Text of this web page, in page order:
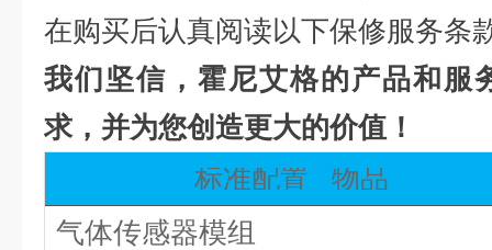
在购买后认真阅读以下保修服务条
我们坚信，霍尼艾格的产品和服
求，并为您创造更大的价值！
标准配置
物品
气体传感器模组